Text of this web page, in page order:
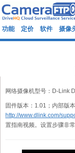
功能 定价 软件 摄像
网络摄像机型号：D-Link
固件版本：1.01；内部版
http://www.dlink.com/
置指南视频。设置步骤非常